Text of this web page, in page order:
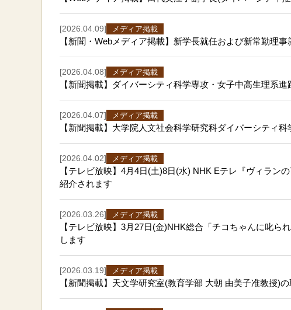
[2026.04.09] メディア掲載
【新聞・Webメディア掲載】新学長就任および新常勤理
[2026.04.08] メディア掲載
【新聞掲載】ダイバーシティ科学専攻・女子中高生理系
[2026.04.07] メディア掲載
【新聞掲載】大学院人文社会科学研究科ダイバーシティ
[2026.04.02] メディア掲載
【テレビ放映】4月4日(土)8日(水) NHK Eテレ『ヴィラン
紹介されます
[2026.03.26] メディア掲載
【テレビ放映】3月27日(金)NHK総合「チコちゃんに叱
します
[2026.03.19] メディア掲載
【新聞掲載】天文学研究室(教育学部 大朝 由美子准教授)